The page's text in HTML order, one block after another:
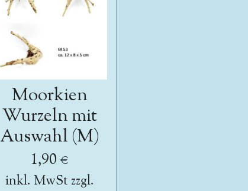
Moorkien
Wurzeln mit
Auswahl (M)
1,90 €
inkl. MwSt zzgl.